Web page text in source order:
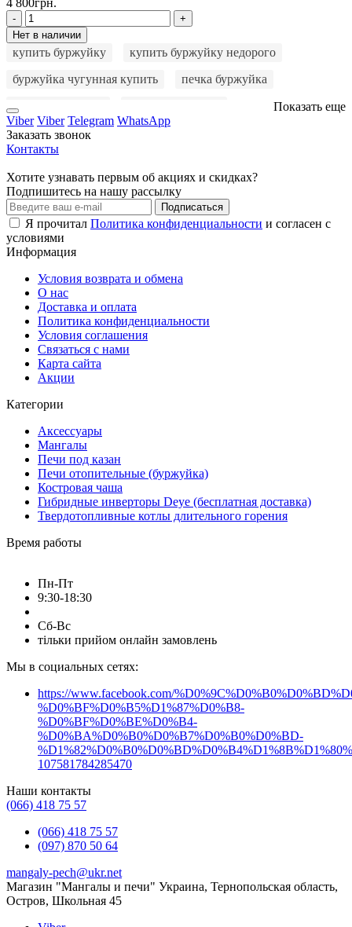
4 800грн.
-
+
Нет в наличии
купить буржуйку
купить буржуйку недорого
буржуйка чугунная купить
печка буржуйка
куплю буржуйку
купить печку буржуйку
чугунная буржуйка
буржуйка на дровах
буржуйка длительного горения
мангал
мангал раскладной
мангал с крышкой
буржуйка купить
буржуйка чугунная купить
буржуйки
печь буржуйка
купить буржуйку в Украине
буржуйка для дома
купить набор шампуров в кейсе
набор шампуров подарочный
купить набор шампуров в Украине
набор шампуров на подарок
набор шампуров подарочный в кейсе
мангал в подарок
купить мангал раскладной
купить мангал для шашлыка
раскладной мангал
купить мангал разборный
мангал купить львов
шампура в кейсе
Набор для барбекю
купить набор шампуров
шампура набор
набор для барбекю
набор шампуров
купить набор шампуров на подарок
набор для шампуров
подарочный набор шампуров
набор шампуров охотничий
набор шампуров нож топор
набор шампуров с топором
Показать еще
Viber Viber Telegram WhatsApp
Заказать звонок
Контакты
Хотите узнавать первым об акциях и скидках?
Подпишитесь на нашу рассылку
Подписаться
Я прочитал Политика конфиденциальности и согласен с
условиями
Информация
Условия возврата и обмена
О нас
Доставка и оплата
Политика конфиденциальности
Условия соглашения
Связаться с нами
Карта сайта
Акции
Категории
Аксессуары
Мангалы
Печи под казан
Печи отопительные (буржуйка)
Костровая чаша
Гибридные инверторы Deye (бесплатная доставка)
Твердотопливные котлы длительного горения
Время работы
Пн-Пт
9:30-18:30
Сб-Вс
тільки прийом онлайн замовлень
Мы в социальных сетях:
https://www.facebook.com/
%D0%BF%D0%B5%D1%87%D0%B8-
%D0%BF%D0%BE%D0%B4-
%D0%BA%D0%B0%D0%B7%D0%B0%D0%BD-
107581784285470
Наши контакты
(066) 418 75 57
(066) 418 75 57
(097) 870 50 64
mangaly-pech@ukr.net
Магазин "Мангалы и печи" Украина, Тернопольская область,
Остров, Школьная 45